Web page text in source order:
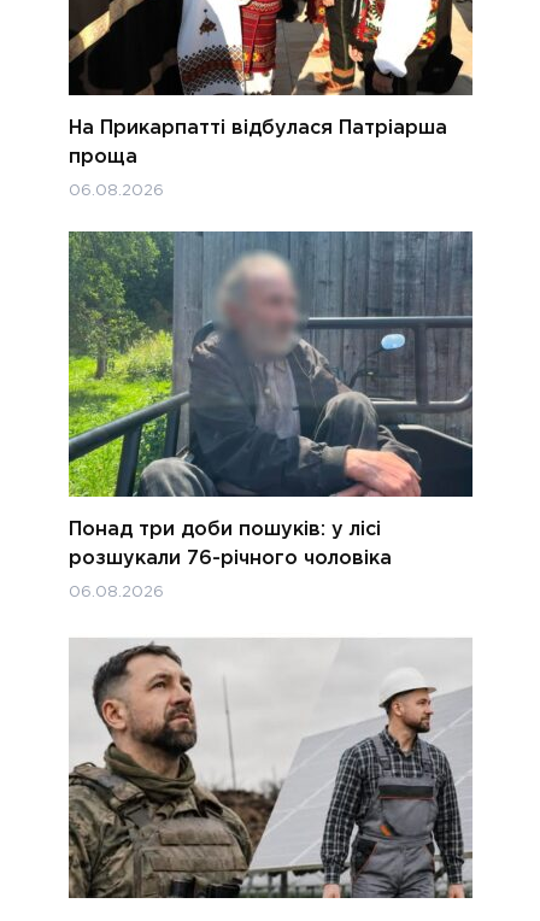
На Прикарпатті відбулася Патріарша
проща
06.08.2026
Понад три доби пошуків: у лісі
розшукали 76-річного чоловіка
06.08.2026